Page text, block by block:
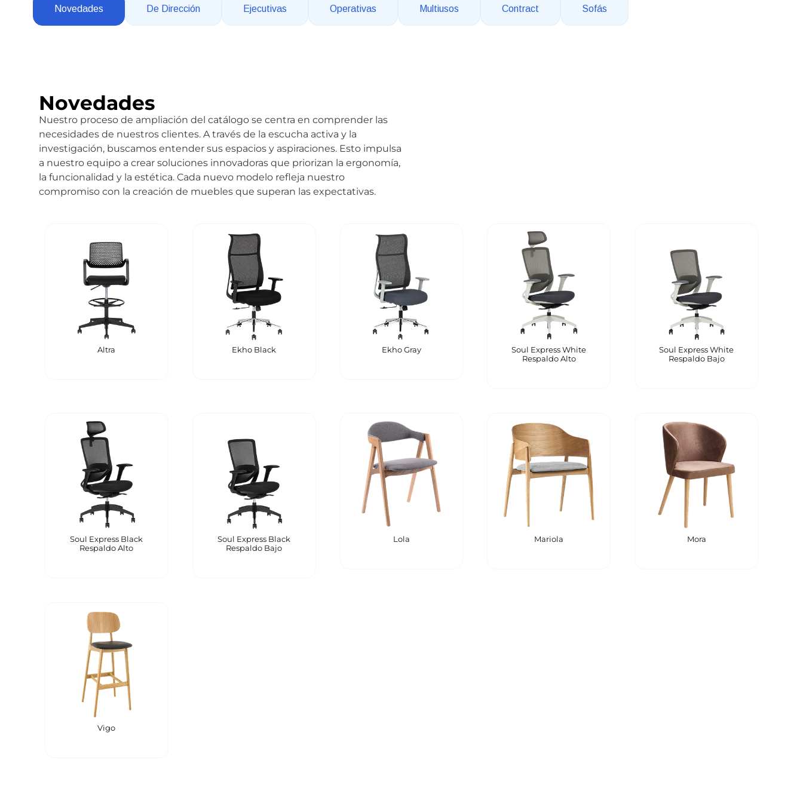
Novedades De Dirección Ejecutivas Operativas Multiusos Contract Sofás
Novedades
Nuestro proceso de ampliación del catálogo se centra en comprender las
necesidades de nuestros clientes. A través de la escucha activa y la
investigación, buscamos entender sus espacios y aspiraciones. Esto impulsa
a nuestro equipo a crear soluciones innovadoras que priorizan la ergonomía,
la funcionalidad y la estética. Cada nuevo modelo refleja nuestro
compromiso con la creación de muebles que superan las expectativas.
Altra Ekho Black Ekho Gray
Soul Express White
Respaldo Alto
Soul Express White
Respaldo Bajo
Soul Express Black
Respaldo Alto
Soul Express Black
Respaldo Bajo
Lola Mariola Mora
Vigo